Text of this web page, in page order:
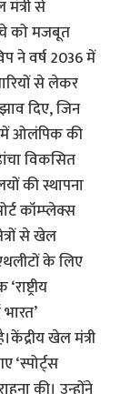
से
को मजबूत
ने वर्ष 2036 में
से लेकर
दिए, जिन
ओलंपिक की
विकसित
की स्थापना
कॉम्प्लेक्स
से खेल
के लिए
खेल मंत्री
‘स्पोर्ट्स